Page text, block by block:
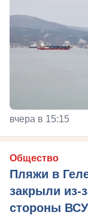
вчера в 15:15
Общество
Пляжи в
закрыли из-
стороны ВСУ